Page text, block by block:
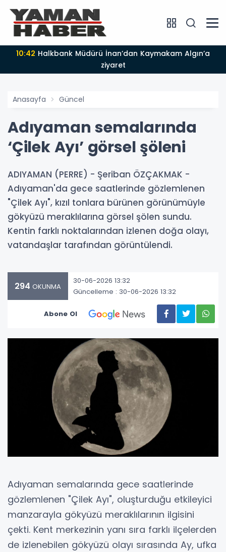
10:32Kaymakam Soysal Işıktepe ve Damlacık köylerini
Anasayfa Güncel
Adıyaman semalarında
‘Çilek Ayı’ görsel şöleni
ADIYAMAN (PERRE) - Şeriban ÖZÇAKMAK -
Adıyaman'da gece saatlerinde gözlemlenen
"Çilek Ayı", kızıl tonlara bürünen görünümüyle
gökyüzü meraklılarına görsel şölen sundu.
Kentin farklı noktalarından izlenen doğa olayı,
vatandaşlar tarafından görüntülendi.
294 OKUNMA
30-06-2026 13:32
Güncelleme : 30-06-2026 13:32
Abone Ol
Adıyaman semalarında gece saatlerinde
gözlemlenen "Çilek Ayı", oluşturduğu etkileyici
manzarayla gökyüzü meraklılarının ilgisini
çekti. Kent merkezinin yanı sıra farklı ilçelerden
de izlenebilen gökyüzü olayı sırasında Ay, ufka